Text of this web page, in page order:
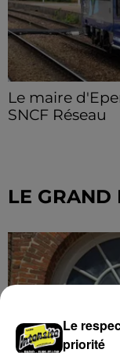
Le maire
SNCF Réseau
LE GRAND
Le
priorité